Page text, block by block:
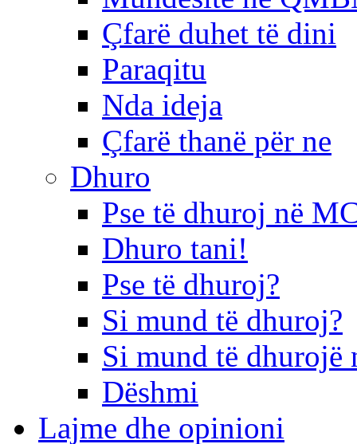
Çfarë duhet të dini
Paraqitu
Nda ideja
Çfarë thanë për ne
Dhuro
Pse të dhuroj në
Dhuro tani!
Pse të dhuroj?
Si mund të dhuroj?
Si mund të dhurojë
Dëshmi
Lajme dhe opinioni